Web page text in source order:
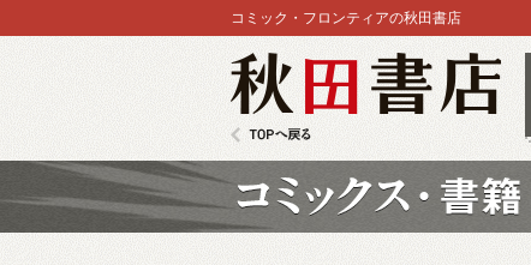
コミック・フロンティアの秋田書店